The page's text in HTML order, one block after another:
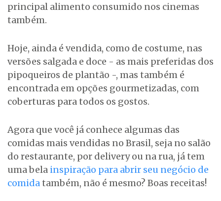
principal alimento consumido nos cinemas
também.
Hoje, ainda é vendida, como de costume, nas
versões salgada e doce - as mais preferidas dos
pipoqueiros de plantão -, mas também é
encontrada em opções gourmetizadas, com
coberturas para todos os gostos.
Agora que você já conhece algumas das
comidas mais vendidas no Brasil, seja no salão
do restaurante, por delivery ou na rua, já tem
uma bela inspiração para abrir seu negócio de
comidatambém, não é mesmo? Boas receitas!